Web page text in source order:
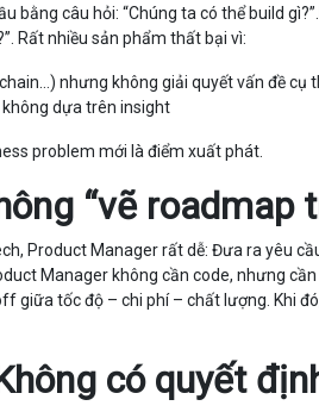
bằng câu hỏi: “Chúng ta có thể build
Rất nhiều sản phẩm thất bại vì:
nhưng không giải quyết vấn đề cụ
dựa trên insight
problem mới là điểm xuất phát.
“vẽ roadmap
Product Manager rất dễ: Đưa ra yêu
Manager không cần code, nhưng
tốc độ – chi phí – chất lượng. Khi
có quyết